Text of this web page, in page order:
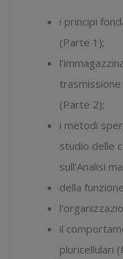
i principi
(Parte 1);
trasmissione
(Parte 2);
i metodi
studio delle
sull’Analisi
della
il
pluricellulari